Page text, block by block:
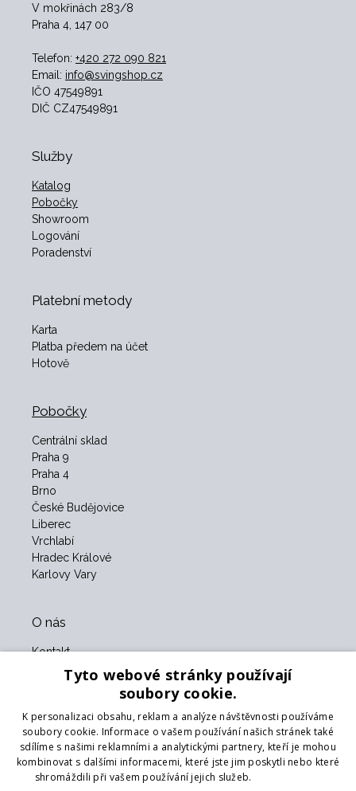
V mokřinách 283/8
Praha 4, 147 00
Telefon: +420 272 090 821
Email: info@svingshop.cz
IČO 47549891
DIČ CZ47549891
Služby
Katalog
Pobočky
Showroom
Logování
Poradenství
Platební metody
Karta
Platba předem na účet
Hotově
Pobočky
Centrální sklad
Praha 9
Praha 4
Brno
České Budějovice
Liberec
Vrchlabí
Hradec Králové
Karlovy Vary
O nás
Kontakt
Obchodní podmínky
Naši partneři
Formulář pro vrácení zboží
Vrácení zboží
Tyto webové stránky používají
soubory cookie.
K personalizaci obsahu, reklam a analýze návštěvnosti používáme
soubory cookie. Informace o vašem používání našich stránek také
sdílíme s našimi reklamními a analytickými partnery, kteří je mohou
kombinovat s dalšími informacemi, které jste jim poskytli nebo které
shromáždili při vašem používání jejich služeb.